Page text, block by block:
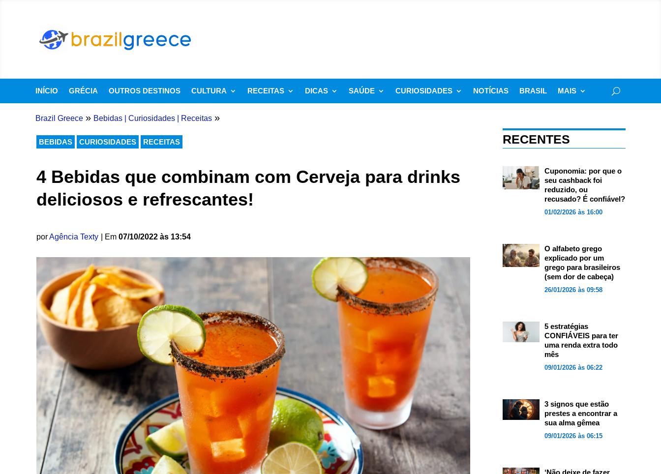
INÍCIO GRÉCIA OUTROS DESTINOS CULTURA RECEITAS DICAS SAÚDE CURIOSIDADES NOTÍCIAS BRASIL MAIS
Brazil Greece » Bebidas| Curiosidades| Receitas »
BEBIDAS CURIOSIDADES RECEITAS
4 Bebidas que combinam com Cerveja para drinks
deliciosos e refrescantes!
porAgência Texty | Em 07/10/2022 às 13:54
RECENTES
Cuponomia: por que o
seu cashback foi
reduzido, ou
recusado? É confiável?
01/02/2026 às 16:00
O alfabeto grego
explicado por um
grego para brasileiros
(sem dor de cabeça)
26/01/2026 às 09:58
5 estratégias
CONFIÁVEIS para ter
uma renda extra todo
mês
09/01/2026 às 06:22
3 signos que estão
prestes a encontrar a
sua alma gêmea
09/01/2026 às 06:15
‘Não deixe de fazer